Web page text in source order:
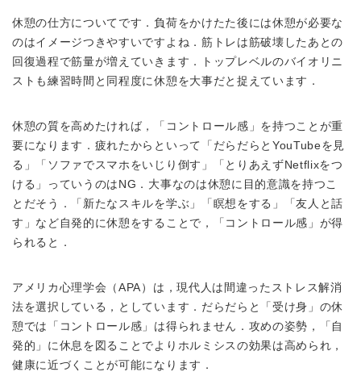
休憩の仕方についてです．負荷をかけたた後には休憩が必要な
のはイメージつきやすいですよね．筋トレは筋破壊したあとの
回復過程で筋量が増えていきます．トップレベルのバイオリニ
ストも練習時間と同程度に休憩を大事だと捉えています．
休憩の質を高めたければ，
「コントロール感」を持つことが重
要になります． 疲れたからといって「だらだらとYouTubeを見
る」「ソファでスマホをいじり倒す」「とりあえずNetflixをつ
ける」っていうのはNG．大事なのは休憩に目的意識を持つこ
とだそう．「新たなスキルを学ぶ」「瞑想をする」「友人と話
す」など自発的に休憩をすることで，「コントロール感」が得
られると．
アメリカ心理学会（APA）は，現代人は間違ったストレス解消
法を選択している，としています．だらだらと「受け身」の休
憩では「コントロール感」は得られません． 攻めの姿勢，「自
発的」に休息を図ることでよりホルミシスの効果は高められ，
健康に近づくことが可能になります．